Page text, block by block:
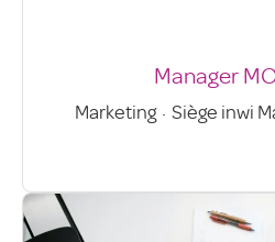
Manager
Marketing · Siège inwi